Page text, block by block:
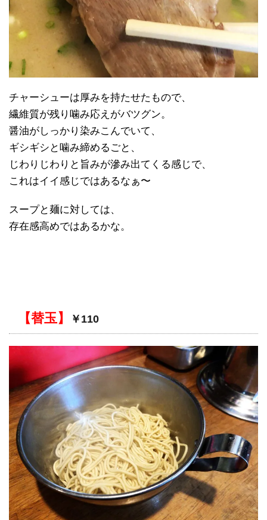
チャーシューは厚みを持たせたもので、
繊維質が残り噛み応えがバツグン。
醤油がしっかり染みこんでいて、
ギシギシと噛み締めるごと、
じわりじわりと旨みが滲み出てくる感じで、
これはイイ感じではあるなぁ〜
スープと麺に対しては、
存在感高めではあるかな。
【替玉】 ￥110